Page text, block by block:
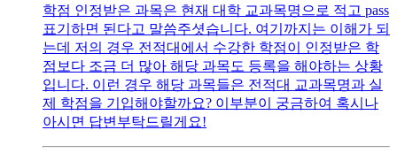
학점 인정받은 과목은 현재 대학 교과목명으로 적고 pass
표기하면 된다고 말씀주셧습니다. 여기까지는 이해가 되
는데 저의 경우 전적대에서 수강한 학점이 인정받은 학
점보다 조금 더 많아 해당 과목도 등록을 해야하는 상황
입니다. 이런 경우 해당 과목들은 전적대 교과목명과 실
제 학점을 기입해야할까요? 이부분이 궁금하여 혹시나
아시면 답변부탁드릴게요!